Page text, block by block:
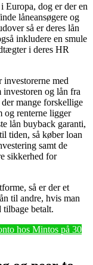
Europa, dog er der en
låneansøgere og
så er deres lån
inkludere en smule
i deres HR
med
investoren og lån fra
mange forskellige
og renterne ligger
lån buyback garanti,
tiden, så køber loan
samt de
sikkerhed for
så er der et
til andre, hvis man
betalt.
hos Mintos på 30